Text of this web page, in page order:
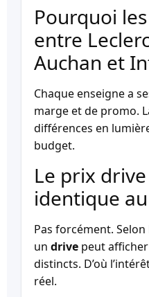
Pourquoi
entre
Auchan et
Chaque enseigne a
marge et de promo.
différences en
budget.
Le prix
identique
Pas forcément.
un drive peut
distincts. D’où
réel.